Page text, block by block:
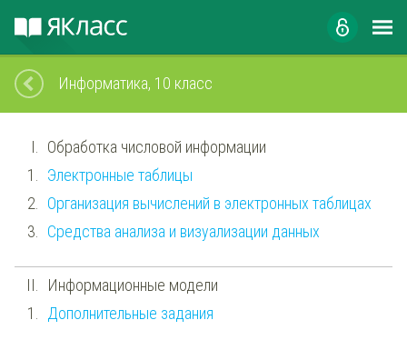
Информатика, 10 класс
Обработка числовой информации
Электронные таблицы
Организация вычислений в электронных таблицах
Средства анализа и визуализации данных
Информационные модели
Дополнительные задания